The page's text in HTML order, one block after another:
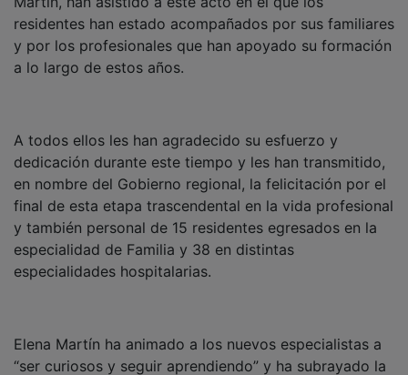
residentes han estado acompañados por sus familiares
y por los profesionales que han apoyado su formación
a lo largo de estos años.
dedicación durante este tiempo y les han transmitido,
en nombre del Gobierno regional, la felicitación por el
final de esta etapa trascendental en la vida profesional
y también personal de 15 residentes egresados en la
especialidad de Familia y 38 en distintas
especialidades hospitalarias.
“ser curiosos y seguir aprendiendo” y ha subrayado la